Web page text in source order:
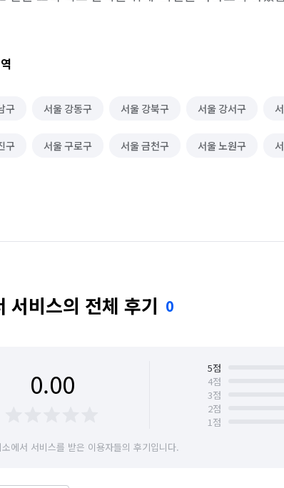
구 서울 강동구 서울 강북구 서울 강서구
구 서울 구로구 서울 금천구 서울 노원구
구
서비스의 전체 후기 0
0.00 5점
4점
3점
2점
1점
에서 서비스를 받은 이용자들의 후기입니다.